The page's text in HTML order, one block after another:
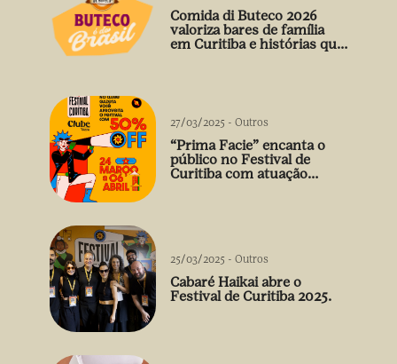
Comida di Buteco 2026
valoriza bares de família
em Curitiba e histórias que
27/03/2025 - Outros
“Prima Facie” encanta o
público no Festival de
Curitiba com atuação
25/03/2025 - Outros
Cabaré Haikai abre o
Festival de Curitiba 2025.